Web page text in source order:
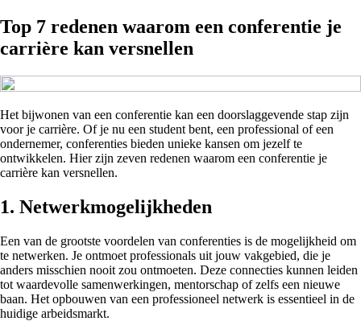
Top 7 redenen waarom een conferentie je
carrière kan versnellen
Het bijwonen van een conferentie kan een doorslaggevende stap zijn
voor je carrière. Of je nu een student bent, een professional of een
ondernemer, conferenties bieden unieke kansen om jezelf te
ontwikkelen. Hier zijn zeven redenen waarom een conferentie je
carrière kan versnellen.
1. Netwerkmogelijkheden
Een van de grootste voordelen van conferenties is de mogelijkheid om
te netwerken. Je ontmoet professionals uit jouw vakgebied, die je
anders misschien nooit zou ontmoeten. Deze connecties kunnen leiden
tot waardevolle samenwerkingen, mentorschap of zelfs een nieuwe
baan. Het opbouwen van een professioneel netwerk is essentieel in de
huidige arbeidsmarkt.